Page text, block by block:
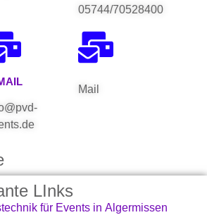
05744/70528400
Mail
LInks
für Events in Algermissen